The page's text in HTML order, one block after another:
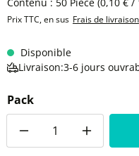
Prix TTC, en sus Frais de livraison
Disponible
Livraison:3-6 jours
Pack